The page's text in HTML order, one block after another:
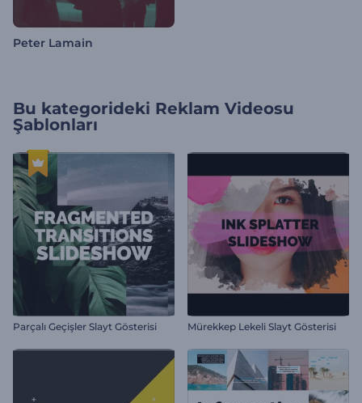
Peter Lamain
Bu kategorideki Reklam Videosu
Şablonları
Parçalı Geçişler Slayt Gösterisi Mürekkep Lekeli Slayt Gösterisi